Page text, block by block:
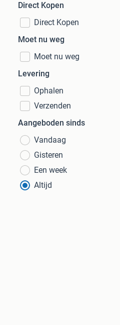
Direct Kopen
Direct Kopen
Moet nu weg
Moet nu weg
Levering
Ophalen
Verzenden
Aangeboden sinds
Vandaag
Gisteren
Een week
Altijd